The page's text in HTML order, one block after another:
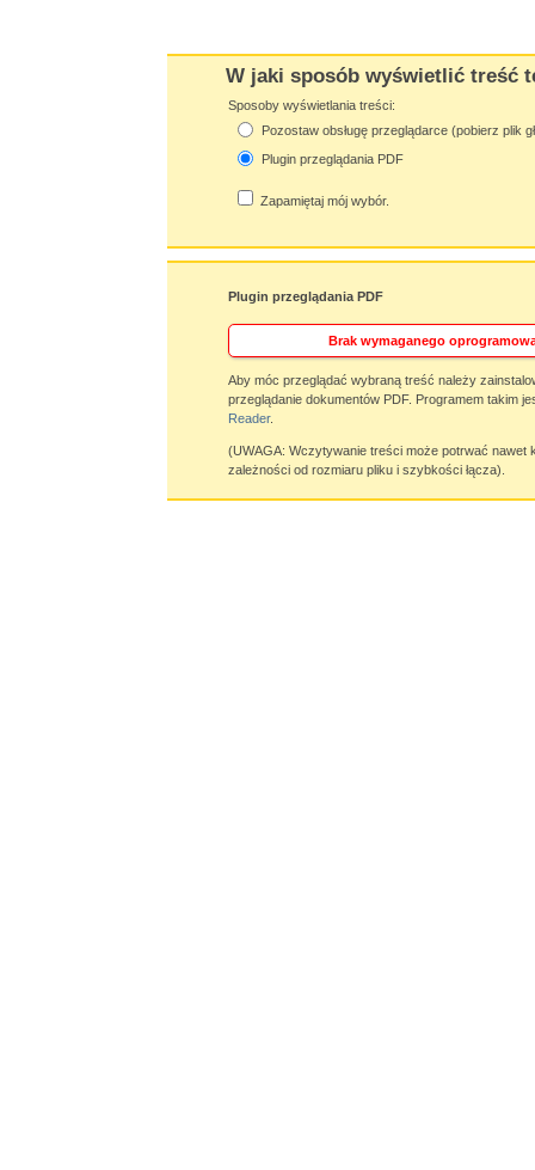
W jaki sposób wyświetlić treść
Sposoby wyświetlania treści:
Pozostaw obsługę przeglądarce (pobierz plik
Plugin przeglądania PDF
Zapamiętaj mój wybór.
Plugin przeglądania PDF
Brak wymaganego
Aby móc przeglądać wybraną treść należy
przeglądanie dokumentów PDF. Programem takim
Reader.
(UWAGA: Wczytywanie treści może potrwać nawet
zależności od rozmiaru pliku i szybkości łącza).